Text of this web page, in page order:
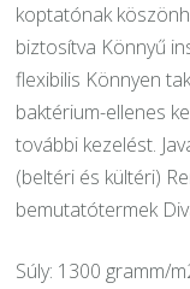
koptatónak
biztosítva Könnyű
flexibilis Könnyen
baktérium-ellenes
további kezelést.
(beltéri és kültéri)
bemutatótermek
Súly: 1300 gramm/